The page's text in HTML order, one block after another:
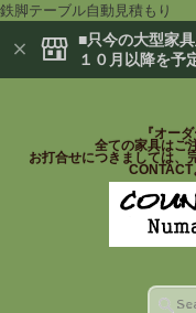
鉄脚テーブル自動見積もり
■只今の大型家
１０月以降を予
『オー
全ての家具はご
お打合せにつきましては、
CONTACT